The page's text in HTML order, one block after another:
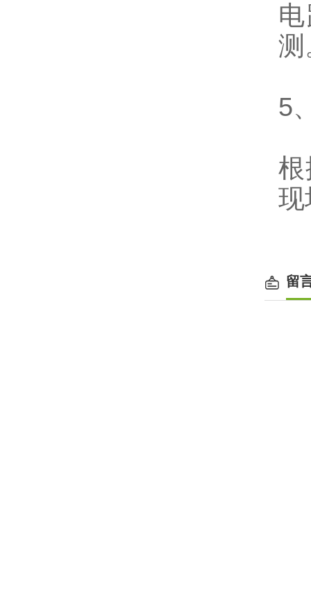
测
5
现
留